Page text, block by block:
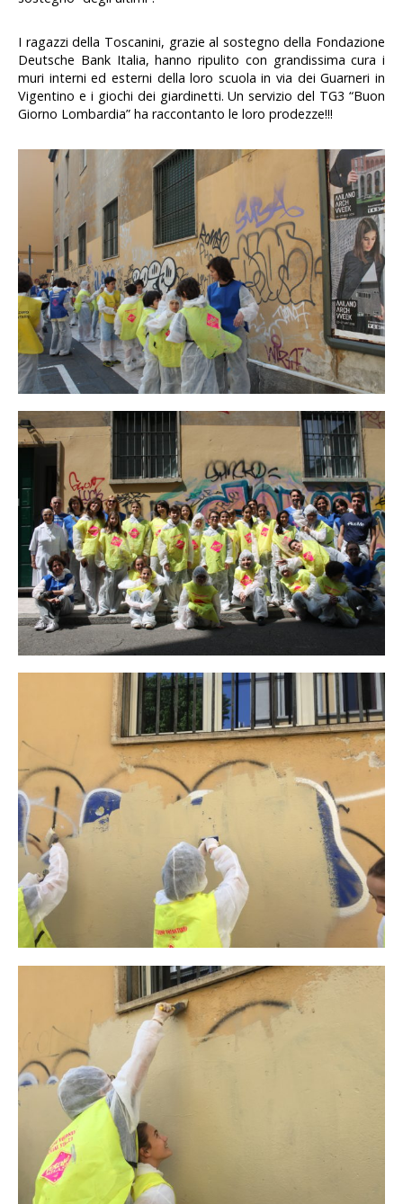
I ragazzi della Toscanini, grazie al sostegno della Fondazione
Deutsche Bank Italia, hanno ripulito con grandissima cura i
muri interni ed esterni della loro scuola in via dei Guarneri in
Vigentino e i giochi dei giardinetti. Un servizio del TG3 “Buon
Giorno Lombardia” ha raccontanto le loro prodezze!!!